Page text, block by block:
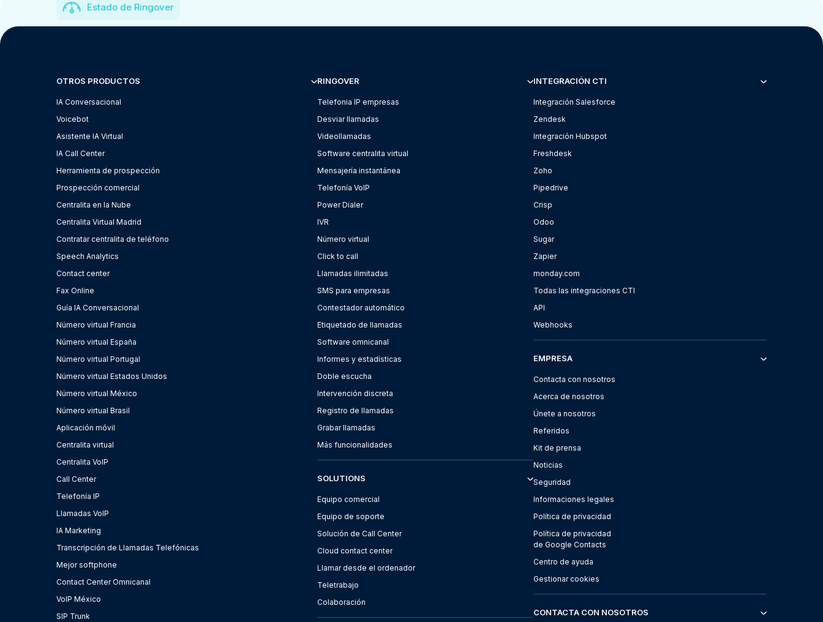
Estado de Ringover
OTROS PRODUCTOS
IA Conversacional
Voicebot
Asistente IA Virtual
IA Call Center
Herramienta de prospección
Prospección comercial
Centralita en la Nube
Centralita Virtual Madrid
Contratar centralita de teléfono
Speech Analytics
Contact center
Fax Online
Guía IA Conversacional
Número virtual Francia
Número virtual España
Número virtual Portugal
Número virtual Estados Unidos
Número virtual México
Número virtual Brasil
Aplicación móvil
Centralita virtual
Centralita VoIP
Call Center
Telefonía IP
Llamadas VoIP
IA Marketing
Transcripción de Llamadas Telefónicas
Mejor softphone
Contact Center Omnicanal
VoIP México
SIP Trunk
RINGOVER
Telefonia IP empresas
Desviar llamadas
Videollamadas
Software centralita virtual
Mensajería instantánea
Telefonía VoIP
Power Dialer
IVR
Número virtual
Click to call
Llamadas ilimitadas
SMS para empresas
Contestador automático
Etiquetado de llamadas
Software omnicanal
Informes y estadísticas
Doble escucha
Intervención discreta
Registro de llamadas
Grabar llamadas
Más funcionalidades
SOLUTIONS
Equipo comercial
Equipo de soporte
Solución de Call Center
Cloud contact center
Llamar desde el ordenador
Teletrabajo
Colaboración
INTEGRACIÓN CTI
Integración Salesforce
Zendesk
Integración Hubspot
Freshdesk
Zoho
Pipedrive
Crisp
Odoo
Sugar
Zapier
monday.com
Todas las integraciones CTI
API
Webhooks
EMPRESA
Contacta con nosotros
Acerca de nosotros
Únete a nosotros
Referidos
Kit de prensa
Noticias
Seguridad
Informaciones legales
Política de privacidad
Política de privacidad
de Google Contacts
Centro de ayuda
Gestionar cookies
CONTACTA CON NOSOTROS